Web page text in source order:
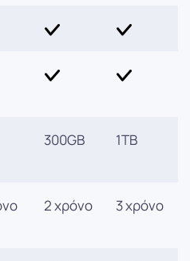
300GB 1TB
2 χρόνο 3 χρόνο